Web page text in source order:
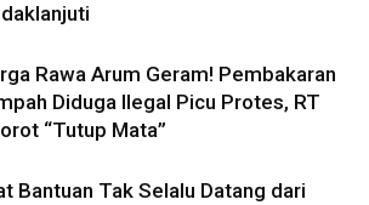
Rawa Arum Geram! Pembakaran
Diduga Ilegal Picu Protes, RT
“Tutup Mata”
Bantuan Tak Selalu Datang dari